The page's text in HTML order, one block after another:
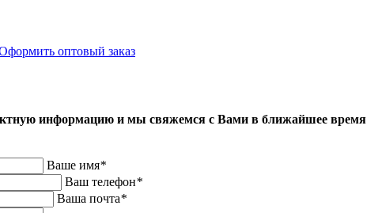
оптовый заказ
информацию и мы свяжемся с Вами в ближайшее время
Ваше имя*
Ваш телефон*
Ваша почта*